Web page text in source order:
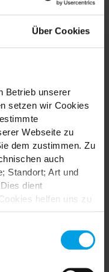
Über Cookies
Betrieb unserer
setzen wir Cookies
Webseite zu
dem zustimmen. Zu
auch
Standort; Art und
dient
helfen uns zu
auszuwerten.
personalisierte
Cookies ermöglichen
einfach alles so, wie
und Kreativität?
Möbel, Stoffe und